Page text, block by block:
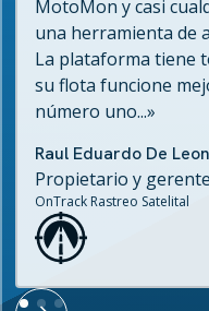
MotoMon y casi
una herramienta de
La plataforma tiene
su flota funcione
número uno...»
Raul Eduardo De Leon
Propietario y gerente
OnTrack Rastreo Satelital